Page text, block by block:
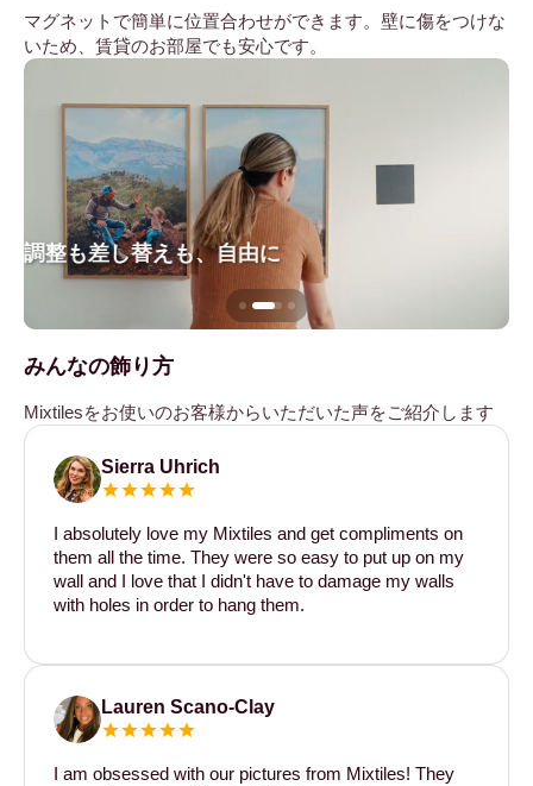
マグネットで簡単に位置合わせができます。壁に傷をつけな
いため、賃貸のお部屋でも安心です。
調整も差し替えも、自由に
みんなの飾り方
Mixtilesをお使いのお客様からいただいた声をご紹介します
Sierra Uhrich
I absolutely love my Mixtiles and get compliments on
them all the time. They were so easy to put up on my
wall and I love that I didn't have to damage my walls
with holes in order to hang them.
Lauren Scano-Clay
I am obsessed with our pictures from Mixtiles! They